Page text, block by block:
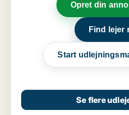
Opret din
Find lejer
Start
Se flere